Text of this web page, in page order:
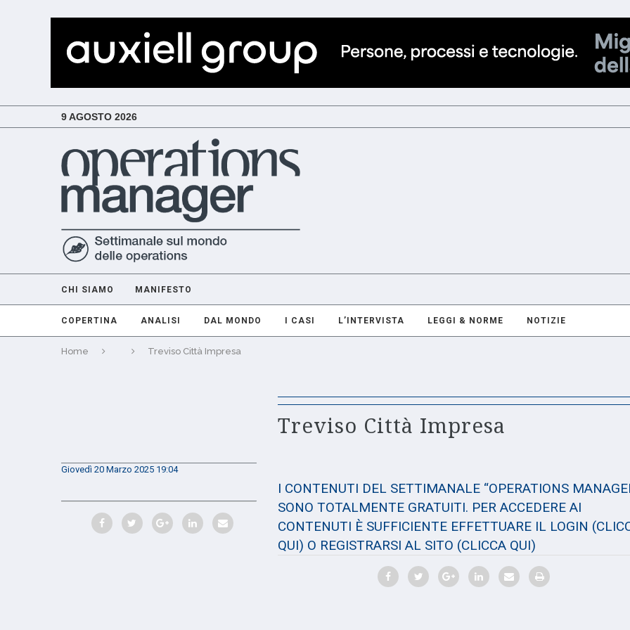
9 AGOSTO 2026
CHI SIAMO MANIFESTO
COPERTINA ANALISI DAL MONDO I CASI L’INTERVISTA LEGGI & NORME NOTIZIE
Home Treviso Città Impresa
Treviso Città Impresa
Giovedì 20 Marzo 2025 19:04
I CONTENUTI DEL SETTIMANALE “OPERATIONS
SONO TOTALMENTE GRATUITI. PER ACCEDERE AI
CONTENUTI È SUFFICIENTE EFFETTUARE IL LOGIN
QUI) O REGISTRARSI AL SITO (CLICCA QUI)